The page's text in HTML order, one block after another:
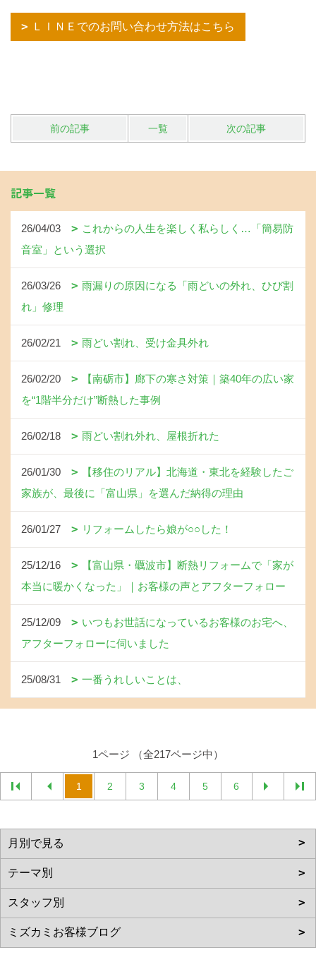
ＬＩＮＥでのお問い合わせ方法はこちら
前の記事 一覧 次の記事
記事一覧
26/04/03
これからの人生を楽しく私らしく…「簡易防
音室」という選択
26/03/26
雨漏りの原因になる「雨どいの外れ、ひび割
れ」修理
26/02/21 雨どい割れ、受け金具外れ
26/02/20
【南砺市】廊下の寒さ対策｜築40年の広い家
を“1階半分だけ”断熱した事例
26/02/18 雨どい割れ外れ、屋根折れた
26/01/30
【移住のリアル】北海道・東北を経験したご
家族が、最後に「富山県」を選んだ納得の理由
26/01/27 リフォームしたら娘が○○した！
25/12/16
【富山県・礪波市】断熱リフォームで「家が
本当に暖かくなった」｜お客様の声とアフターフォロー
25/12/09
いつもお世話になっているお客様のお宅へ、
アフターフォローに伺いました
25/08/31 一番うれしいことは、
1ページ （全217ページ中）
1 2 3 4 5 6